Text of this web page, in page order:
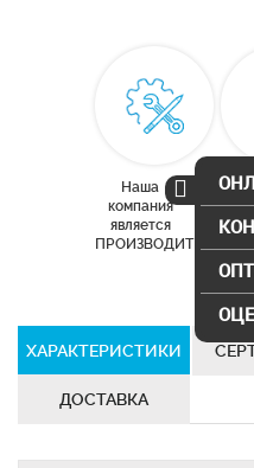
Наша
компания
является
ПРОИЗВОДИТЕЛЕМ
ХАРАКТЕРИСТИКИ
ДОСТАВКА